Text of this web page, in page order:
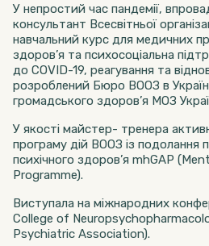
У непростий час пандемії,
консультант Всесвітньої
навчальний курс для медичних
здоров’я та психосоціальна
до COVID-19, реагування та
розроблений Бюро ВООЗ в
громадського здоров’я МОЗ
У якості майстер- тренера
програму дій ВООЗ із подолання
психічного здоров’я mhGAP
Programme).
Виступала на міжнародних
College of
Psychiatric Association).